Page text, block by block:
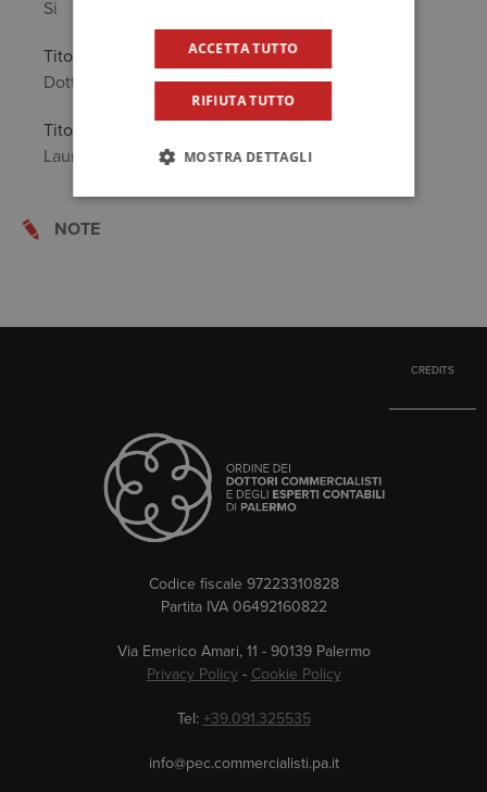
Si
Titolo Professionale
Dottore Commercialista
Titolo di Studio
Laurea in: Economia e Commercio
NOTE
CREDITS
Codice fiscale 97223310828
Partita IVA 06492160822
Via Emerico Amari, 11 - 90139 Palermo
Privacy Policy- Cookie Policy
Tel: +39.091.325535
info@pec.commercialisti.pa.it
ACCETTA TUTTO
RIFIUTA TUTTO
MOSTRA DETTAGLI